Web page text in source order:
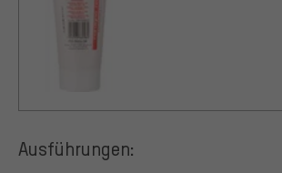
Ausführungen: